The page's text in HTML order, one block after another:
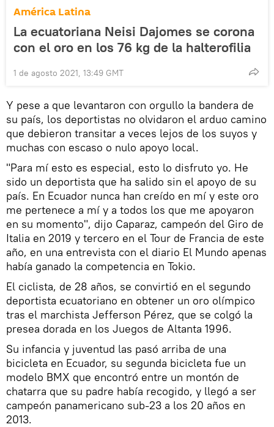
América Latina
La ecuatoriana Neisi Dajomes se corona
con el oro en los 76 kg de la halterofilia
1 de agosto 2021, 13:49 GMT
Y pese a que levantaron con orgullo la bandera de
su país, los deportistas no olvidaron el arduo camino
que debieron transitar a veces lejos de los suyos y
muchas con escaso o nulo apoyo local.
"Para mí esto es especial, esto lo disfruto yo. He
sido un deportista que ha salido sin el apoyo de su
país. En Ecuador nunca han creído en mí y este oro
me pertenece a mí y a todos los que me apoyaron
en su momento", dijo Caparaz, campeón del Giro de
Italia en 2019 y tercero en el Tour de Francia de este
año, en una entrevista con el diario El Mundo apenas
había ganado la competencia en Tokio.
El ciclista, de 28 años, se convirtió en el segundo
deportista ecuatoriano en obtener un oro olímpico
tras el marchista Jefferson Pérez, que se colgó la
presea dorada en los Juegos de Altanta 1996.
Su infancia y juventud las pasó arriba de una
bicicleta en Ecuador, su segunda bicicleta fue un
modelo BMX que encontró entre un montón de
chatarra que su padre había recogido, y llegó a ser
campeón panamericano sub-23 a los 20 años en
2013.